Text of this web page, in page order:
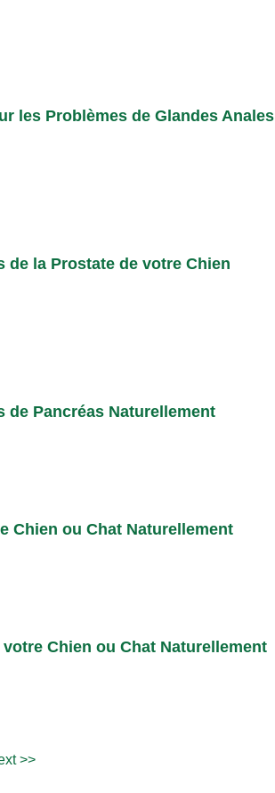
les Problèmes de Glandes Anales
de la Prostate de votre Chien
de Pancréas Naturellement
Chien ou Chat Naturellement
Chien ou Chat Naturellement
>>